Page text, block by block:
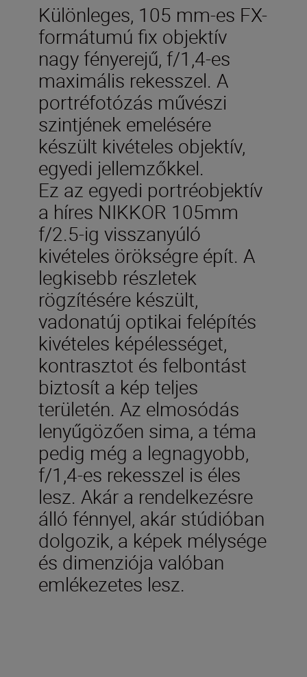
Különleges, 105 mm-es FX-
formátumú fix objektív
nagy fényerejű, f/1,4-es
maximális rekesszel. A
portréfotózás művészi
szintjének emelésére
készült kivételes objektív,
egyedi jellemzőkkel.
Ez az egyedi portréobjektív
a híres NIKKOR 105mm
f/2.5-ig visszanyúló
kivételes örökségre épít. A
legkisebb részletek
rögzítésére készült,
vadonatúj optikai felépítés
kivételes képélességet,
kontrasztot és felbontást
biztosít a kép teljes
területén. Az elmosódás
lenyűgözően sima, a téma
pedig még a legnagyobb,
f/1,4-es rekesszel is éles
lesz. Akár a rendelkezésre
álló fénnyel, akár stúdióban
dolgozik, a képek mélysége
és dimenziója valóban
emlékezetes lesz.